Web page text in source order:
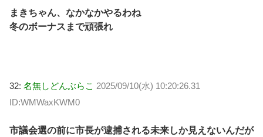
まきちゃん、なかなかやるわね
冬のボーナスまで頑張れ
32: 名無しどんぶらこ 2025/09/10(水) 10:20:26.31
ID:WMWaxKWM0
市議会選の前に市長が逮捕される未来しか見えないんだが